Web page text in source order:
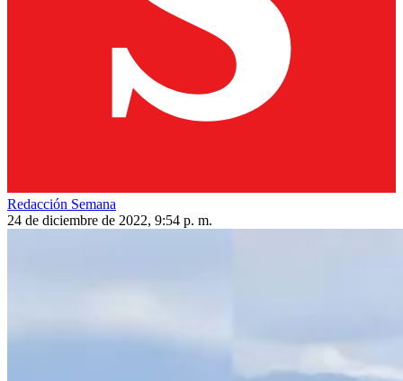
Redacción Semana
24 de diciembre de 2022, 9:54 p. m.